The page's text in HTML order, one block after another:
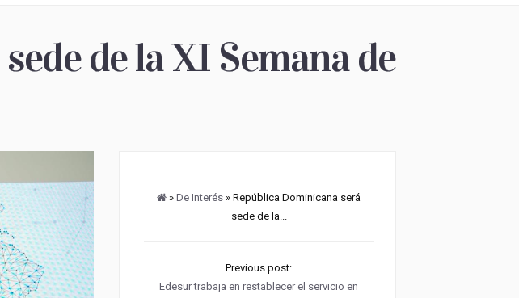
de la XI Semana de
»De Interés » República Dominicana será
sede de la...
Previous post:
Edesur trabaja en restablecer el servicio en